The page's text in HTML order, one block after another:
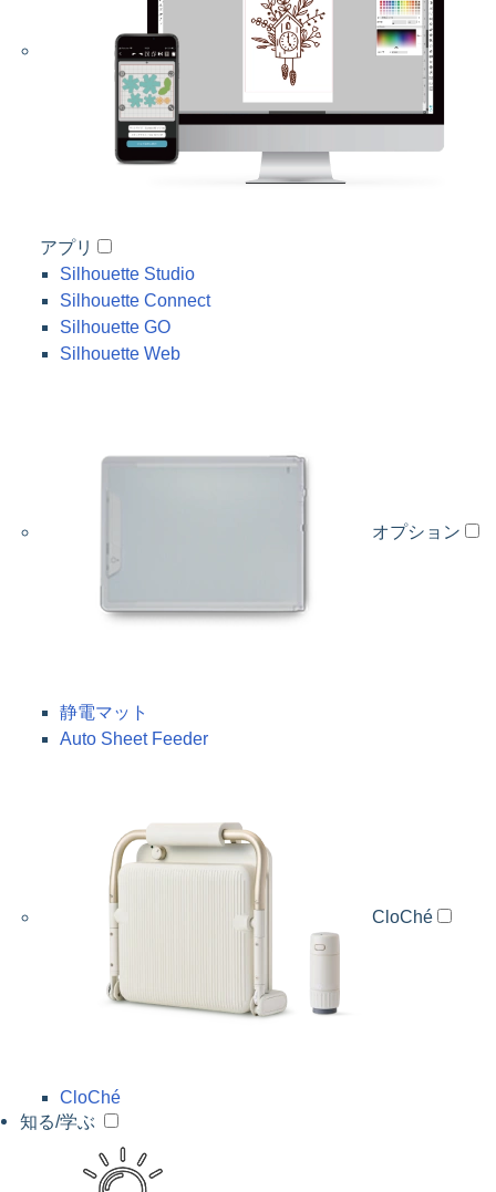
アプリ
Silhouette Studio
Silhouette Connect
Silhouette GO
Silhouette Web
オプション
静電マット
Auto Sheet Feeder
CloChé
CloChé
知る/学ぶ